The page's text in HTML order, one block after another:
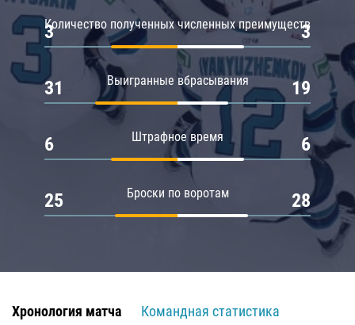
Количество полученных численных преимуществ
3 3
Выигранные вбрасывания
31 19
Штрафное время
6 6
Броски по воротам
25 28
Хронология матча
Командная статистика